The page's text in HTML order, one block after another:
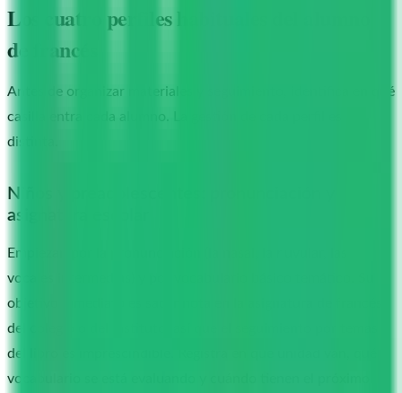
Los cuatro perfiles habituales del alumno
de francés
Antes de organizar materiales y seguimiento, identifica en qué
casilla entra cada alumno. La gestión de cada perfil es
distinta.
Niños y preadolescentes: pronunciación y
asignatura escolar
Empiezan por la pronunciación (la nasal, la
vocales intermedias) y por vocabulario básico temático. Su
objetivo inmediato es sacar nota en la asignatura de francés
del colegio o del instituto, así que el seguimiento por temas
del libro es imprescindible. Registra en qué unidad van, qué
vocabulario se está evaluando y cuándo tienen el próximo